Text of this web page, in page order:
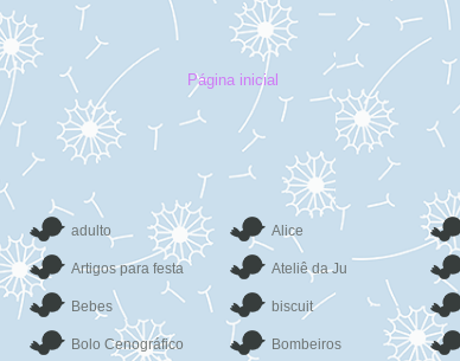
Página inicial
adulto Alice
Artigos para festa Ateliê da Ju
Bebes biscuit
Bolo Cenográfico Bombeiros